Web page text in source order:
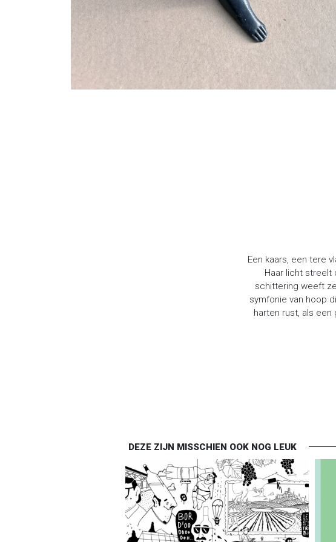
Een kaars, een tere
Haar licht streelt
schittering weeft
symfonie van hoop
harten rust, als een
DEZE ZIJN MISSCHIEN OOK NOG LEUK